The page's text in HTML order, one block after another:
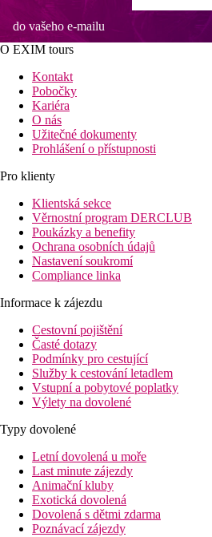
do vašeho e-mailu
O EXIM tours
Kontakt
Pobočky
Kariéra
O nás
Užitečné dokumenty
Prohlášení o přístupnosti
Pro klienty
Klientská sekce
Věrnostní program DERCLUB
Poukázky a benefity
Ochrana osobních údajů
Nastavení soukromí
Compliance linka
Informace k zájezdu
Cestovní pojištění
Časté dotazy
Podmínky pro cestující
Služby k cestování letadlem
Vstupní a pobytové poplatky
Výlety na dovolené
Typy dovolené
Letní dovolená u moře
Last minute zájezdy
Animační kluby
Exotická dovolená
Dovolená s dětmi zdarma
Poznávací zájezdy